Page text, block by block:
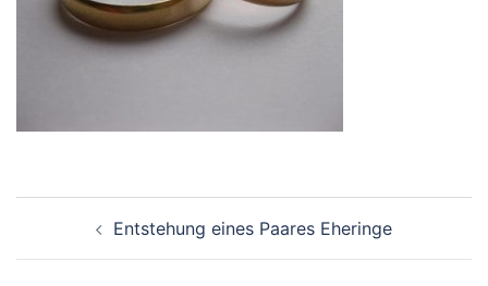
Entstehung eines Paares Eheringe